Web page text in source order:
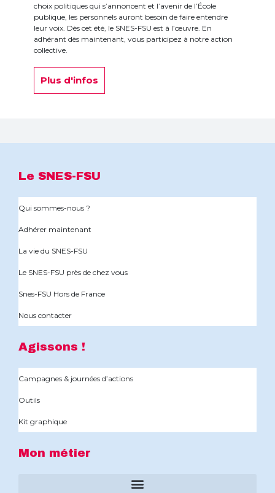
choix politiques qui s’annoncent et l’avenir de l’École
publique, les personnels auront besoin de faire entendre
leur voix. Dès cet été, le SNES-FSU est à l’œuvre. En
adhérant dès maintenant, vous participez à notre action
collective.
Plus d'infos
Le SNES-FSU
Qui sommes-nous ?
Adhérer maintenant
La vie du SNES-FSU
Le SNES-FSU près de chez vous
Snes-FSU Hors de France
Nous contacter
Agissons !
Campagnes & journées d’actions
Outils
Kit graphique
Mon métier